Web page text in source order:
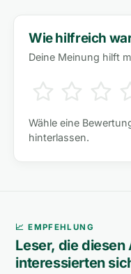
Wie hilfreich
Deine Meinung hilft
Wähle eine
hinterlassen.
📈 EMPFEHLUNG
Leser, die
interessierten